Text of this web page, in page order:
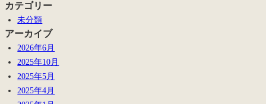
カテゴリー
未分類
アーカイブ
2026年6月
2025年10月
2025年5月
2025年4月